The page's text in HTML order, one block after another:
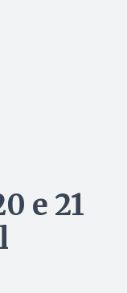
e 21